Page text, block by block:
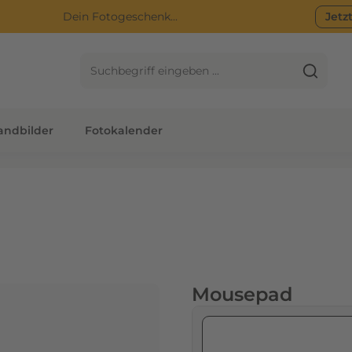
Dein Fotogeschenk...
Fotokalender
Mousepad